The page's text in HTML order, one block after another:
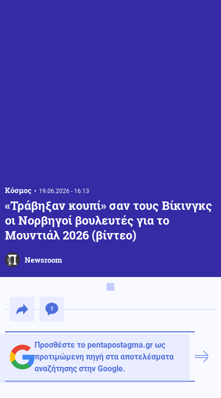
Κόσμος 19.06.2026 - 16:13
«Τράβηξαν κουπί» σαν τους Βίκινγκς
οι Νορβηγοί βουλευτές για το
Μουντιάλ 2026 (βίντεο)
Newsroom
1
Προσθέστε το pentapostagma.gr ως
προτιμώμενη πηγή στα αποτελέσματα
αναζήτησης στην Google.